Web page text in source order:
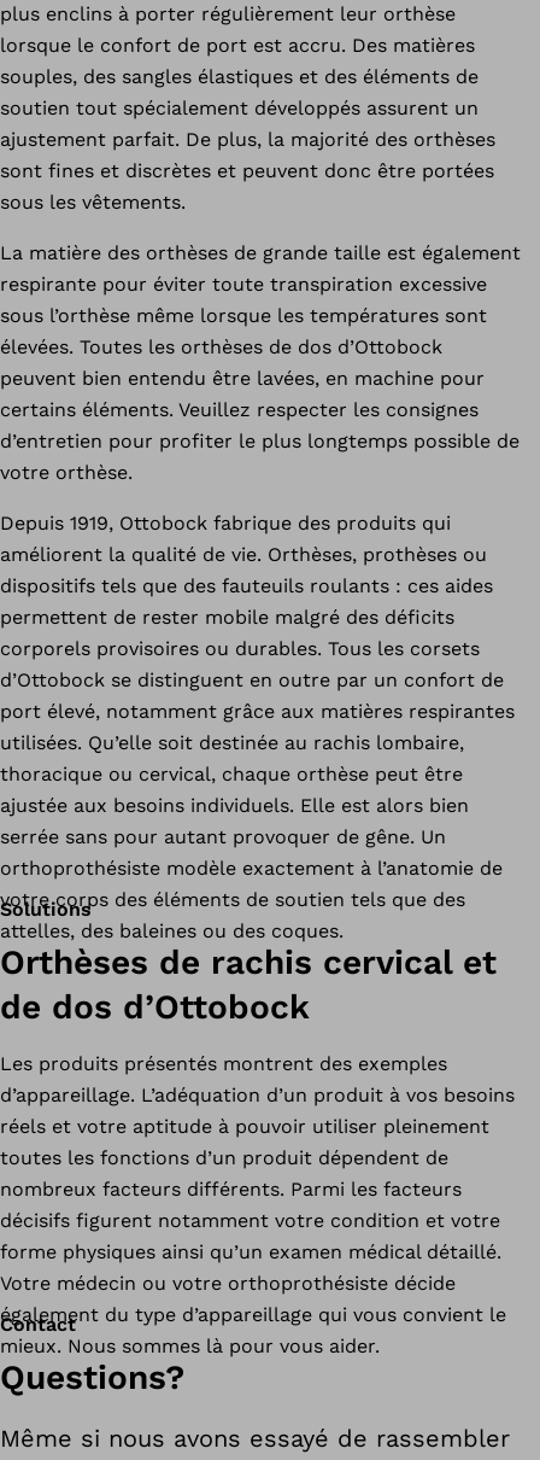
plus enclins à porter régulièrement leur orthèse
lorsque le confort de port est accru. Des matières
souples, des sangles élastiques et des éléments de
soutien tout spécialement développés assurent un
ajustement parfait. De plus, la majorité des orthèses
sont fines et discrètes et peuvent donc être portées
sous les vêtements.
La matière des orthèses de grande taille est également
respirante pour éviter toute transpiration excessive
sous l’orthèse même lorsque les températures sont
élevées. Toutes les orthèses de dos d’Ottobock
peuvent bien entendu être lavées, en machine pour
certains éléments. Veuillez respecter les consignes
d’entretien pour profiter le plus longtemps possible de
votre orthèse.
Depuis 1919, Ottobock fabrique des produits qui
améliorent la qualité de vie. Orthèses, prothèses ou
dispositifs tels que des fauteuils roulants : ces aides
permettent de rester mobile malgré des déficits
corporels provisoires ou durables. Tous les corsets
d’Ottobock se distinguent en outre par un confort de
port élevé, notamment grâce aux matières respirantes
utilisées. Qu’elle soit destinée au rachis lombaire,
thoracique ou cervical, chaque orthèse peut être
ajustée aux besoins individuels. Elle est alors bien
serrée sans pour autant provoquer de gêne. Un
orthoprothésiste modèle exactement à l’anatomie de
votre corps des éléments de soutien tels que des
attelles, des baleines ou des coques.
Solutions
Orthèses de rachis cervical et
de dos d’Ottobock
Les produits présentés montrent des exemples
d’appareillage. L’adéquation d’un produit à vos besoins
réels et votre aptitude à pouvoir utiliser pleinement
toutes les fonctions d’un produit dépendent de
nombreux facteurs différents. Parmi les facteurs
décisifs figurent notamment votre condition et votre
forme physiques ainsi qu’un examen médical détaillé.
Votre médecin ou votre orthoprothésiste décide
également du type d’appareillage qui vous convient le
mieux. Nous sommes là pour vous aider.
Contact
Questions?
Même si nous avons essayé de rassembler